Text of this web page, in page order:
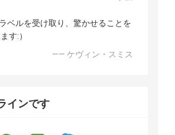
ベルを受け取り、驚かせることを
す:）
—— ケヴィン・スミス
インです